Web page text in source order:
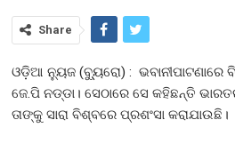
Share
ଓଡ଼ିଆ ନ୍ୟୁଜ (ବ୍ୟୁ୍ରୋ) : ଭବାନୀପାଟଣାରେ
ଜେ.ପି ନଡ୍ଡା। ସେଠାରେ ସେ କହିଛନ୍ତି
ତାଙ୍କୁ ସାରା ବିଶ୍ବରେ ପ୍ରଶଂସା କରାଯାଉଛି।